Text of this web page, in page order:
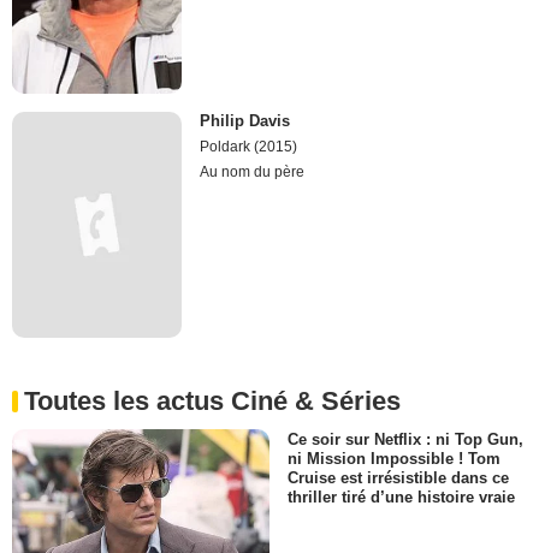
Philip Davis
Poldark (2015)
Au nom du père
Toutes les actus Ciné & Séries
Ce soir sur Netflix : ni Top Gun,
ni Mission Impossible ! Tom
Cruise est irrésistible dans ce
thriller tiré d’une histoire vraie